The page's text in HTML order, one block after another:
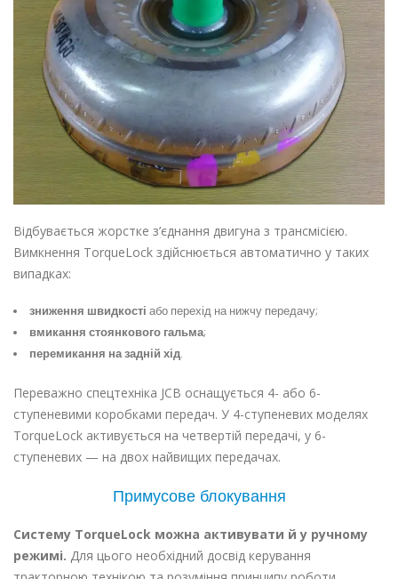
Відбувається жорстке з’єднання двигуна з трансмісією.
Вимкнення TorqueLock здійснюється автоматично у таких
випадках:
зниження швидкості або перехід на нижчу передачу;
вмикання стоянкового гальма;
перемикання на задній хід.
Переважно спецтехніка JCB оснащується 4- або 6-
ступеневими коробками передач. У 4-ступеневих моделях
TorqueLock активується на четвертій передачі, у 6-
ступеневих — на двох найвищих передачах.
Примусове блокування
Систему TorqueLock можна активувати й у ручному
режимі. Для цього необхідний досвід керування